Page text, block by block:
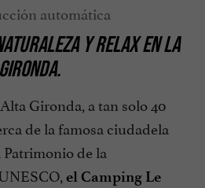
Y RELAX EN LA
GIRONDA.
Gironda, a tan solo 40
de la famosa ciudadela
de la
el Camping Le